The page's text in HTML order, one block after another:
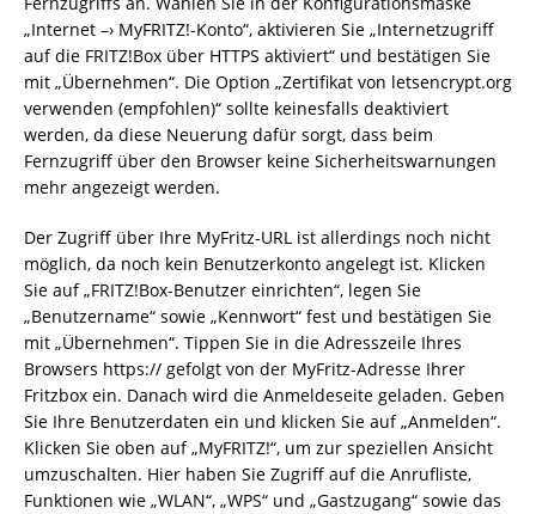
„Internet –› MyFRITZ!-Konto“, aktivieren Sie „Internetzugriff
auf die FRITZ!Box über HTTPS aktiviert“ und bestätigen Sie
mit „Übernehmen“. Die Option „Zertifikat von letsencrypt.org
verwenden (empfohlen)“ sollte keinesfalls deaktiviert
werden, da diese Neuerung dafür sorgt, dass beim
Fernzugriff über den Browser keine Sicherheitswarnungen
mehr angezeigt werden.
Der Zugriff über Ihre MyFritz-URL ist allerdings noch nicht
möglich, da noch kein Benutzerkonto angelegt ist. Klicken
Sie auf „FRITZ!Box-Benutzer einrichten“, legen Sie
„Benutzername“ sowie „Kennwort“ fest und bestätigen Sie
mit „Übernehmen“. Tippen Sie in die Adresszeile Ihres
Browsers https:// gefolgt von der MyFritz-Adresse Ihrer
Fritzbox ein. Danach wird die Anmeldeseite geladen. Geben
Sie Ihre Benutzerdaten ein und klicken Sie auf „Anmelden“.
Klicken Sie oben auf „MyFRITZ!“, um zur speziellen Ansicht
umzuschalten. Hier haben Sie Zugriff auf die Anrufliste,
Funktionen wie „WLAN“, „WPS“ und „Gastzugang“ sowie das